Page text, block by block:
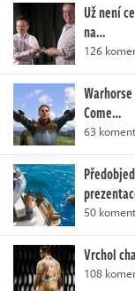
Už není
na…
126
Come…
63
50
Vrchol
108